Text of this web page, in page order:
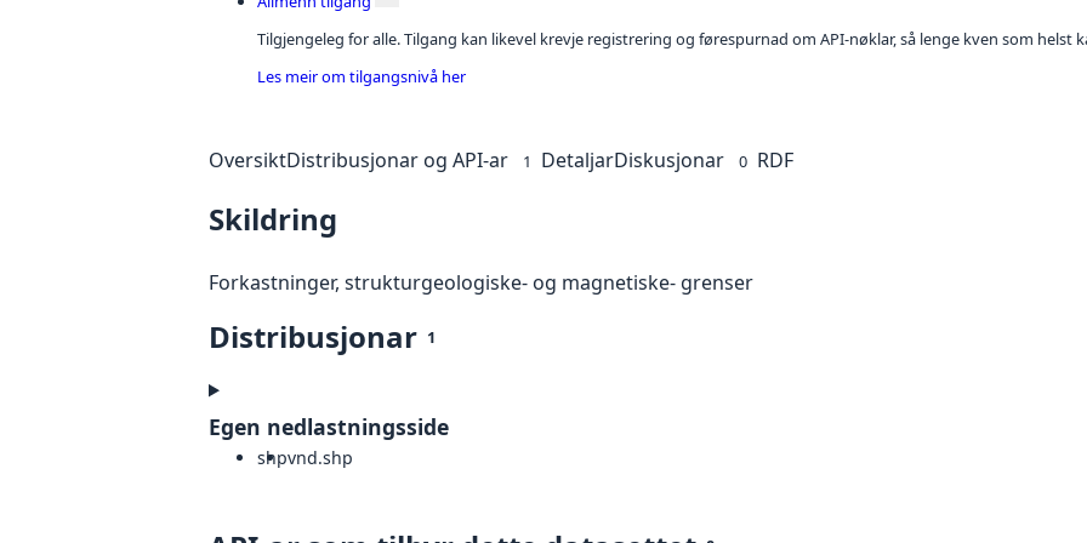
Tilgjengeleg for alle. Tilgang kan likevel krevje registrering og førespurnad om API-nøklar, så lenge kven som helst
Les meir om tilgangsnivå her
OversiktDistribusjonar og API-ar 1 DetaljarDiskusjonar 0 RDF
Skildring
Forkastninger, strukturgeologiske- og magnetiske- grenser
Distribusjonar 1
Egen nedlastningsside
shpvnd.shp